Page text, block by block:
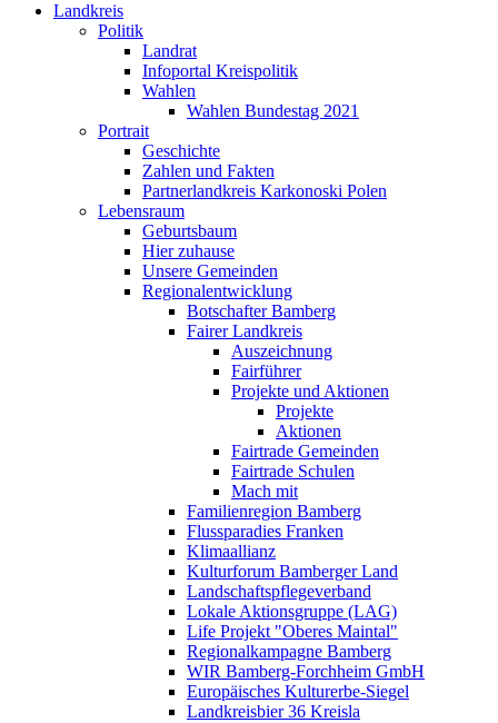
Landkreis
Politik
Landrat
Infoportal Kreispolitik
Wahlen
Wahlen Bundestag 2021
Portrait
Geschichte
Zahlen und Fakten
Partnerlandkreis Karkonoski Polen
Lebensraum
Geburtsbaum
Hier zuhause
Unsere Gemeinden
Regionalentwicklung
Botschafter Bamberg
Fairer Landkreis
Auszeichnung
Fairführer
Projekte und Aktionen
Projekte
Aktionen
Fairtrade Gemeinden
Fairtrade Schulen
Mach mit
Familienregion Bamberg
Flussparadies Franken
Klimaallianz
Kulturforum Bamberger Land
Landschaftspflegeverband
Lokale Aktionsgruppe (LAG)
Life Projekt "Oberes Maintal"
Regionalkampagne Bamberg
WIR Bamberg-Forchheim GmbH
Europäisches Kulturerbe-Siegel
Landkreisbier 36 Kreisla